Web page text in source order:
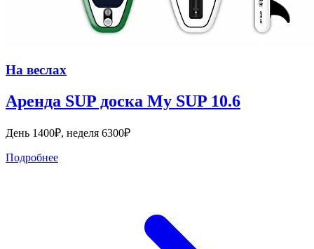
На веслах
Аренда SUP доска My SUP 10.6
День 1400₽, неделя 6300₽
Подробнее